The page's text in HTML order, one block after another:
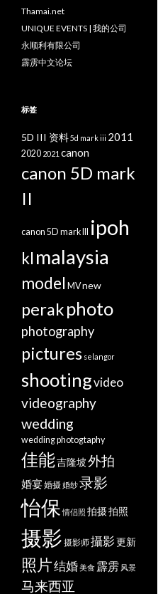
Thamai.net
UNIQUE EVENTS | 我的公司
永顺利有限公司
霹雳中文论坛
标签
5D III 资料5d mark iii 2011
2020 2021 canon
canon 5D mark
II
canon 5D mark III ipoh
kl malaysia
model MVnew
perakphoto
photography
pictures selangor
shootingvideo
videography
wedding
wedding photogtaphy
佳能吉隆坡外拍
婚宴婚摄婚纱录影
怡保 情侣照 拍摄拍照
摄影 摄影师攝影更新
照片结婚美食 霹雳 风景
马来西亚